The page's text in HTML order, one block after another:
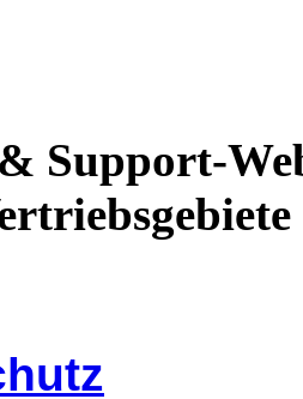
Support-